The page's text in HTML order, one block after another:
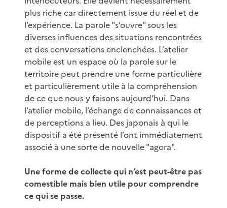
plus riche car directement issue du réel et de
l’expérience. La parole "s’ouvre" sous les
diverses influences des situations rencontrées
et des conversations enclenchées. L’atelier
mobile est un espace où la parole sur le
territoire peut prendre une forme particulière
et particulièrement utile à la compréhension
de ce que nous y faisons aujourd’hui. Dans
l’atelier mobile, l’échange de connaissances et
de perceptions a lieu. Des japonais à qui le
dispositif a été présenté l’ont immédiatement
associé à une sorte de nouvelle "agora".
Une forme de collecte qui n’est peut-être pas
comestible mais bien utile pour comprendre
ce qui se passe.